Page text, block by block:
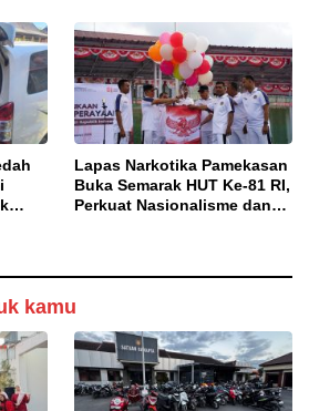
Lapas Narkotika Pamekasan
Buka Semarak HUT Ke-81 RI,
Perkuat Nasionalisme dan
kamu